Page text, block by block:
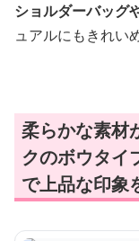
ショルダーバッグ
ュアルにもきれい
柔らかな素材
クのボウタイ
で上品な印象